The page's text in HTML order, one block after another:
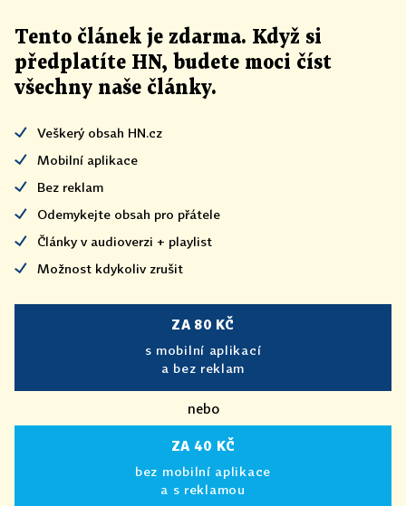
Tento článek je zdarma. Když si
předplatíte HN, budete moci číst
všechny naše články.
Veškerý obsah HN.cz
Mobilní aplikace
Bez reklam
Odemykejte obsah pro přátele
Články v audioverzi + playlist
Možnost kdykoliv zrušit
ZA 80 KČ
s mobilní aplikací
a bez reklam
nebo
ZA 40 KČ
bez mobilní aplikace
a s reklamou